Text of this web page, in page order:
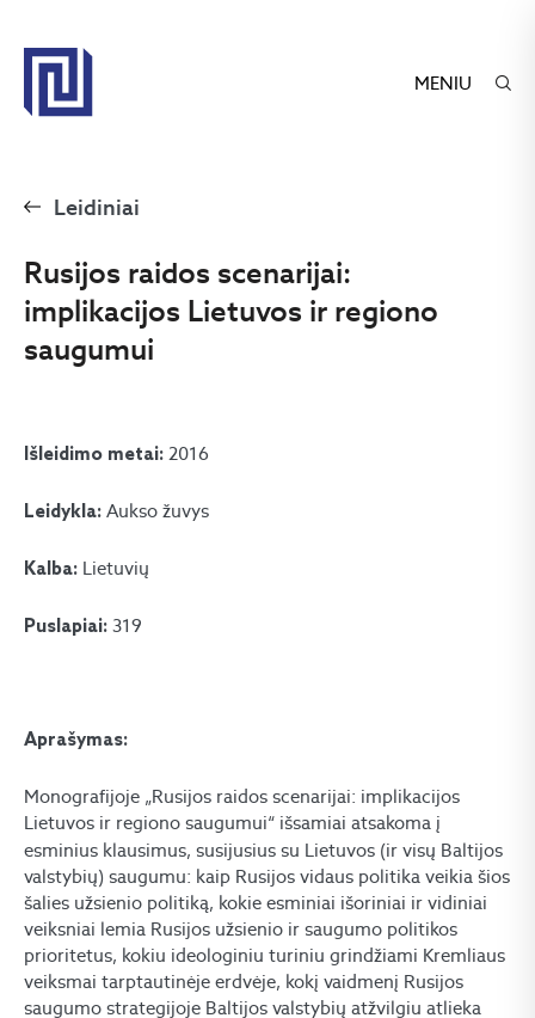
MENIU
Leidiniai
Rusijos raidos scenarijai:
implikacijos Lietuvos ir regiono
saugumui
Išleidimo metai: 2016
Leidykla: Aukso žuvys
Kalba: Lietuvių
Puslapiai: 319
Aprašymas:
Monografijoje „Rusijos raidos scenarijai: implikacijos
Lietuvos ir regiono saugumui“ išsamiai atsakoma į
esminius klausimus, susijusius su Lietuvos (ir visų Baltijos
valstybių) saugumu: kaip Rusijos vidaus politika veikia šios
šalies užsienio politiką, kokie esminiai išoriniai ir vidiniai
veiksniai lemia Rusijos užsienio ir saugumo politikos
prioritetus, kokiu ideologiniu turiniu grindžiami Kremliaus
veiksmai tarptautinėje erdvėje, kokį vaidmenį Rusijos
saugumo strategijoje Baltijos valstybių atžvilgiu atlieka